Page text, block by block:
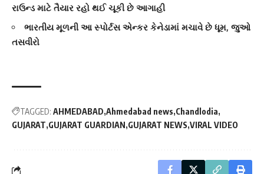
રાઉન્ડ માટે તૈયાર રહો થઈ ચૂકી છે આગાહી
ભારતીય મૂળની આ સ્પોર્ટસ એન્કર કેનેડામાં મચાવે છે ધૂમ, જુઓ
તસવીરો
TAGGED: AHMEDABAD Ahmedabad news Chandlodia
GUJARAT GUJARAT GUARDIAN GUJARAT NEWS VIRAL VIDEO